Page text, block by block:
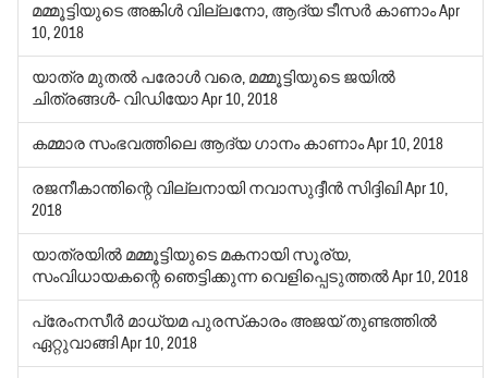
മമ്മൂട്ടിയുടെ അങ്കിള്‍ വില്ലനോ, ആദ്യ ടീസര്‍ കാണാംApr
10, 2018
യാത്ര മുതല്‍ പരോള്‍ വരെ, മമ്മൂട്ടിയുടെ ജയില്‍
ചിത്രങ്ങള്‍- വിഡിയോApr 10, 2018
കമ്മാര സംഭവത്തിലെ ആദ്യ ഗാനം കാണാംApr 10, 2018
രജനീകാന്തിന്റെ വില്ലനായി നവാസുദ്ദീന്‍ സിദ്ദിഖിApr 10,
2018
യാത്രയില്‍ മമ്മൂട്ടിയുടെ മകനായി സൂര്യ,
സംവിധായകന്റെ ഞെട്ടിക്കുന്ന വെളിപ്പെടുത്തല്‍Apr 10, 2018
പ്രേംനസീര്‍ മാധ്യമ പുരസ്‌കാരം അജയ് തുണ്ടത്തില്‍
ഏറ്റുവാങ്ങിApr 10, 2018